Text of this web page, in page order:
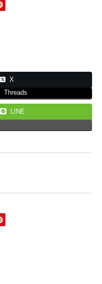
X
Threads
LINE